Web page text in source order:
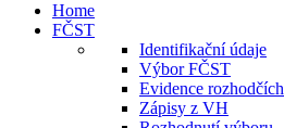
Home
FČST
Identifikační údaje
Výbor FČST
Evidence rozhodčích
Zápisy z VH